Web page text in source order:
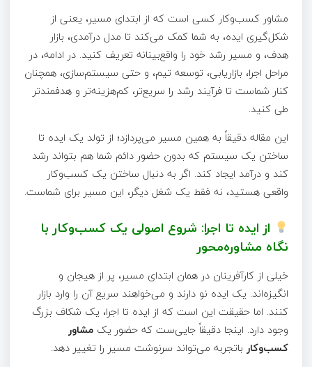
مشاور کسب‌وکار کسی است که از ابتدای مسیر، یعنی از
شکل‌گیری ایده، به شما کمک می‌کند تا مدل درآمدی، بازار
هدف، و مسیر رشد خود را واقع‌بینانه تعریف کنید. در ادامه، در
مراحل اجرا، بازاریابی، توسعه تیم، و حتی سیستم‌سازی، همچنان
کنار شماست تا فرآیند رشد را سریع‌تر، کم‌هزینه‌تر و هدفمندتر
طی کنید.
این مقاله دقیقاً به همین مسیر می‌پردازد؛ از تولد یک ایده تا
ساختن یک سیستم که بدون حضور دائم شما هم بتواند رشد
کند و درآمد ایجاد کند. اگر به دنبال ساختن یک کسب‌وکار
واقعی هستید، نه فقط یک شغل دیگر، این مسیر برای شماست.
از ایده تا اجرا: شروع اصولی یک کسب‌وکار با
نگاه مشاوره‌محور
خیلی از کارآفرینان در همان ابتدای مسیر، پر از هیجان و
انگیزه‌اند. یک ایده نو دارند و می‌خواهند سریع آن را وارد بازار
کنند. اما حقیقت این است که از ایده تا اجرا، یک شکاف بزرگ
وجود دارد. اینجا دقیقاً جایی‌ست که حضور یک مشاور
کسب‌وکار باتجربه می‌تواند سرنوشت مسیر را تغییر دهد.